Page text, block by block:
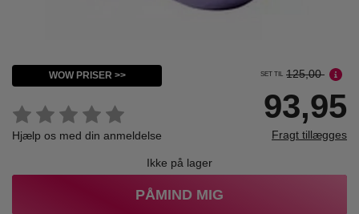
WOW PRISER >>
Hjælp os med din anmeldelse
SET TIL 125,00
93,95
Fragt tillægges
Ikke på lager
PÅMIND MIG